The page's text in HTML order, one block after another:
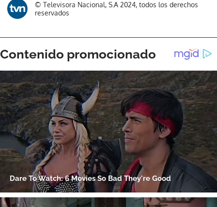
© Televisora Nacional, S.A 2024, todos los derechos
reservados